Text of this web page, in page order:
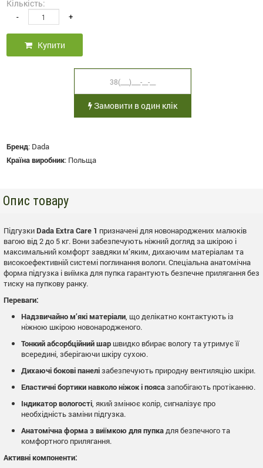
Кількість:
- +
Купити
Замовити в один клік
Бренд: Dada
Країна виробник: Польща
Опис товару
ПідгузкиDada Extra Care 1 призначені для новонароджених малюків
вагою від 2 до 5 кг. Вони забезпечують ніжний догляд за шкірою і
максимальний комфорт завдяки м’яким, дихаючим матеріалам та
високоефективній системі поглинання вологи. Спеціальна анатомічна
форма підгузка і виїмка для пупка гарантують безпечне прилягання без
тиску на пупкову ранку.
Переваги:
Надзвичайно м’які матеріали, що делікатно контактують із
ніжною шкірою новонародженого.
Тонкий абсорбційний шар швидко вбирає вологу та утримує її
всередині, зберігаючи шкіру сухою.
Дихаючі бокові панелізабезпечують природну вентиляцію шкіри.
Еластичні бортики навколо ніжок і поясазапобігають протіканню.
Індикатор вологості, який змінює колір, сигналізує про
необхідність заміни підгузка.
Анатомічна форма з виїмкою для пупкадля безпечного та
комфортного прилягання.
Активні компоненти: